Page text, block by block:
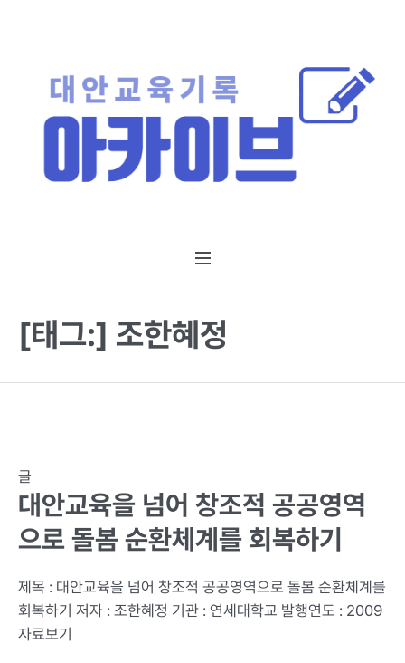
[태그:] 조한혜정
글
대안교육을 넘어 창조적 공공영역
으로 돌봄 순환체계를 회복하기
제목 : 대안교육을 넘어 창조적 공공영역으로 돌봄 순환체계를
회복하기 저자 : 조한혜정 기관 : 연세대학교 발행연도 : 2009
자료보기